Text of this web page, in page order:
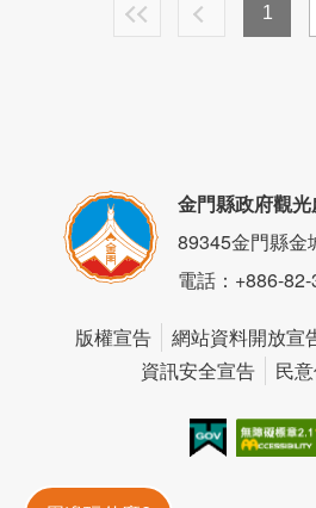
1
金門縣政府觀光
89345金門縣金
電話：+886-
版權宣告 網站資料開放宣
資訊安全宣告
民